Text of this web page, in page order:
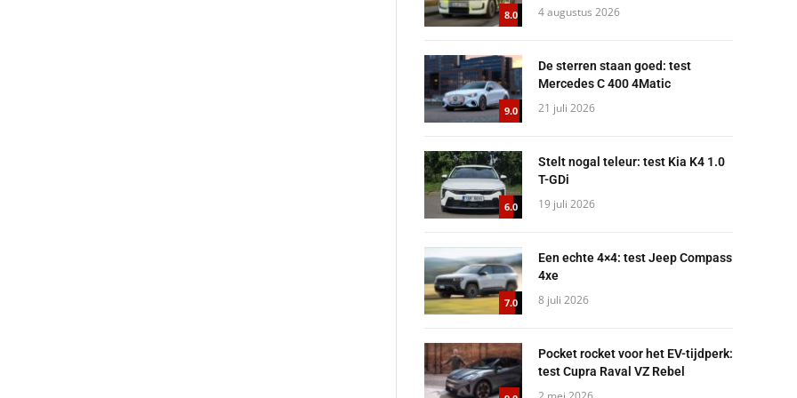
8.0 4 augustus 2026
9.0
De sterren staan goed: test
Mercedes C 400 4Matic
21 juli 2026
6.0
Stelt nogal teleur: test Kia K4 1.0
T-GDi
19 juli 2026
7.0
Een echte 4×4: test Jeep Compass
4xe
8 juli 2026
Pocket rocket voor het EV-tijdperk:
test Cupra Raval VZ Rebel